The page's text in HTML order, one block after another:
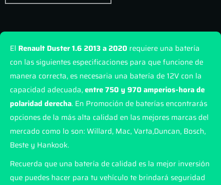
El Renault Duster 1.6 2013 a 2020 requiere una batería
con las siguientes especificaciones para que funcione de
manera correcta, es necesaria una batería de 12V con la
capacidad adecuada,entre 750 y 970 amperios-hora de
polaridad derecha. En Promoción de baterías encontrarás
opciones de la más alta calidad en las mejores marcas del
mercado como lo son: Willard, Mac, Varta,Duncan, Bosch,
Beste y Hankook.
Recuerda que una batería de calidad es la mejor inversión
que puedes hacer para tu vehículo te brindará seguridad